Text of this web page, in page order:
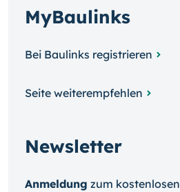
MyBaulinks
Bei Baulinks registrieren
Seite weiterempfehlen
Newsletter
Anmeldung zum kosten­losen